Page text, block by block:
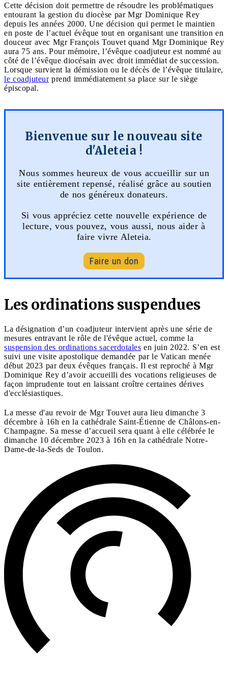
Cette décision doit permettre de résoudre les problématiques
entourant la gestion du diocèse par Mgr Dominique Rey
depuis les années 2000. Une décision qui permet le maintien
en poste de l’actuel évêque tout en organisant une transition en
douceur avec Mgr François Touvet quand Mgr Dominique Rey
aura 75 ans. Pour mémoire, l’évêque coadjuteur est nommé au
côté de l’évêque diocésain avec droit immédiat de succession.
Lorsque survient la démission ou le décès de l’évêque titulaire,
le coadjuteurprend immédiatement sa place sur le siège
épiscopal.
Bienvenue sur le nouveau site
d'Aleteia !
Nous sommes heureux de vous accueillir sur un
site entièrement repensé, réalisé grâce au soutien
de nos généreux donateurs.
Si vous appréciez cette nouvelle expérience de
lecture, vous pouvez, vous aussi, nous aider à
faire vivre Aleteia.
Faire un don
Les ordinations suspendues
La désignation d’un coadjuteur intervient après une série de
mesures entravant le rôle de l'évêque actuel, comme la
suspension des ordinations sacerdotales en juin 2022. S’en est
suivi une visite apostolique demandée par le Vatican menée
début 2023 par deux évêques français. Il est reproché à Mgr
Dominique Rey d’avoir accueilli des vocations religieuses de
façon imprudente tout en laissant croître certaines dérives
d'ecclésiastiques.
La messe d'au revoir de Mgr Touvet aura lieu dimanche 3
décembre à 16h en la cathédrale Saint-Étienne de Châlons-en-
Champagne. Sa messe d’accueil sera quant à elle célébrée le
dimanche 10 décembre 2023 à 16h en la cathédrale Notre-
Dame-de-la-Seds de Toulon.